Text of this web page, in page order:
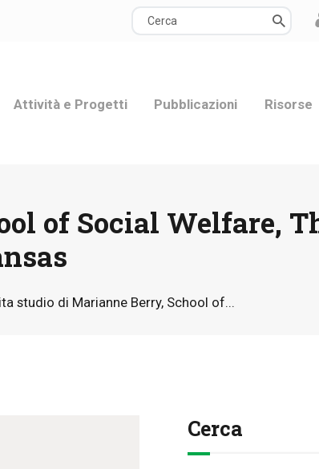
Attività e Progetti Pubblicazioni Risorse
of Social Welfare,
studio di Marianne Berry, School of...
Cerca